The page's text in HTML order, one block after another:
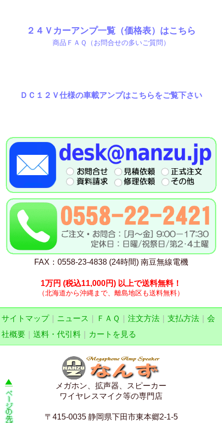
２４Ｖカーアンプ一覧（価格表）はこちら
商品ＦＡＱ（お問合せの多いご質問）
ＤＣ１２Ｖ仕様の車載アンプはこちらをご覧下さい
FAX：0558-23-4838 (24時間) 南豆無線電機
1万円 (税込11,000円) 以上で送料無料！
（北海道から沖縄まで、離島地区も送料無料）
サイトマップ｜ ニュース ＦＡＱ 注文方法 支払方法
会
社概要
送料・代引料 カートを見る
メガホン、拡声器、スピーカー
ワイヤレスマイク等の専門店
〒415-0035 静岡県下田市東本郷2-1-5